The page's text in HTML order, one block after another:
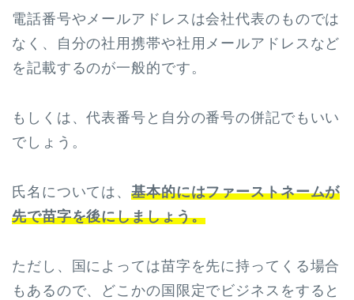
電話番号やメールアドレスは会社代表のものでは
なく、自分の社用携帯や社用メールアドレスなど
を記載するのが一般的です。
もしくは、代表番号と自分の番号の併記でもいい
でしょう。
氏名については、基本的にはファーストネームが
先で苗字を後にしましょう。
ただし、国によっては苗字を先に持ってくる場合
もあるので、どこかの国限定でビジネスをすると